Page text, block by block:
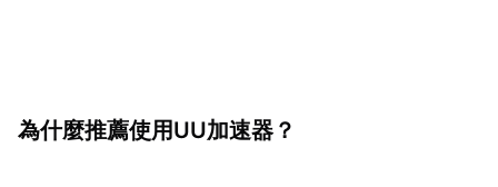
為什麼推薦使用UU加速器？